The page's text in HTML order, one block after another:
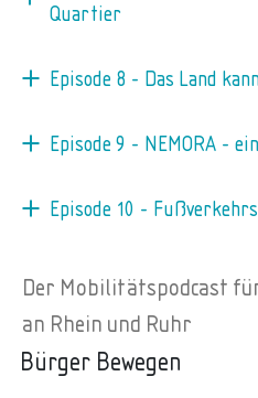
Quartier
Episode 8 - Das Land
Episode 9 - NEMORA -
Episode 10 -
Der Mobilitätspodcast
an Rhein und Ruhr
Bürger Bewegen